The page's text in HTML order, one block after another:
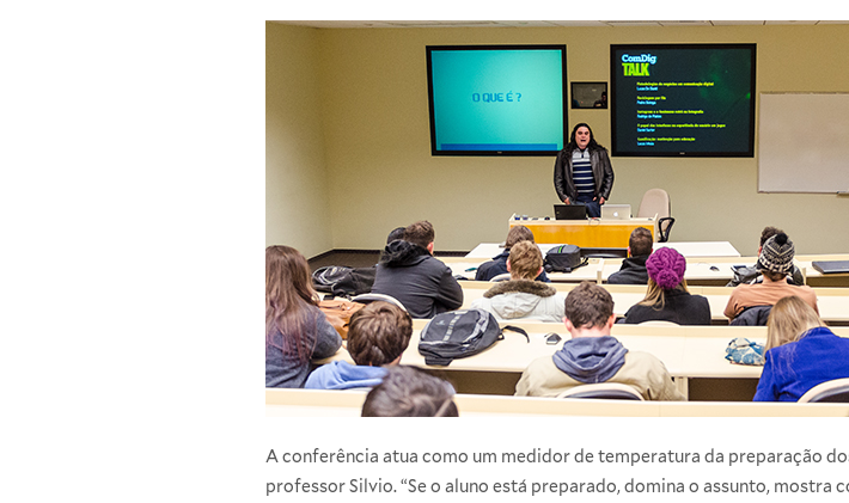
A conferência atua como um medidor de temperatura da preparação
professor Silvio. “Se o aluno está preparado, domina o assunto, mostra